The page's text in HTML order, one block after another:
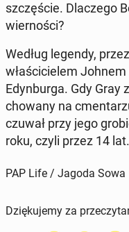
szczę­ście. Dla­cze­go
wier­no­ści?
Według legendy,
wła­ści­cie­lem
Edyn­bur­ga. Gdy Gray
cho­wa­ny na
czuwał przy jego
roku, czyli przez 14 lat.
PAP Life / Jagoda Sowa
Dziękujemy za